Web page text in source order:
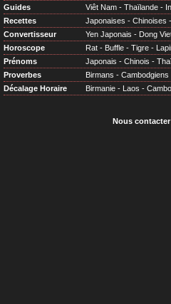
Guides
Viêt Nam - Thaïlande -
Recettes
Japonaises - Chinoises -
Convertisseur
Yen Japonais - Dong
Horoscope
Rat - Buffle - Tigre -
Prénoms
Japonais - Chinois -
Proverbes
Birmans - Cambodgiens
Décalage Horaire
Birmanie - Laos -
Nous contacter